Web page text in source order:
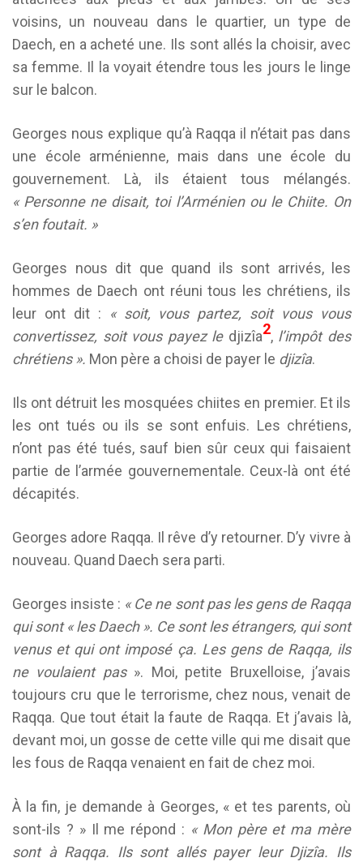
voisins, un nouveau dans le quartier, un type de
Daech, en a acheté une. Ils sont allés la choisir, avec
sa femme. Il la voyait étendre tous les jours le linge
sur le balcon.
Georges nous explique qu’à Raqqa il n’était pas dans
une école arménienne, mais dans une école du
gouvernement. Là, ils étaient tous mélangés.
« Personne ne disait, toi l’Arménien ou le Chiite. On
s’en foutait. »
Georges nous dit que quand ils sont arrivés, les
hommes de Daech ont réuni tous les chrétiens, ils
leur ont dit :
« soit, vous partez, soit vous vous
convertissez, soit vous payez ledjizîa2,l’impôt des
chrétiens ». Mon père a choisi de payer le djizîa.
Ils ont détruit les mosquées chiites en premier. Et ils
les ont tués ou ils se sont enfuis. Les chrétiens,
n’ont pas été tués, sauf bien sûr ceux qui faisaient
partie de l’armée gouvernementale. Ceux-là ont été
décapités.
Georges adore Raqqa. Il rêve d’y retourner. D’y vivre à
nouveau. Quand Daech sera parti.
Georges insiste : « Ce ne sont pas les gens de Raqqa
qui sont « les Daech ». Ce sont les étrangers, qui sont
venus et qui ont imposé ça. Les gens de Raqqa, ils
ne voulaient pas ». Moi, petite Bruxelloise, j’avais
toujours cru que le terrorisme, chez nous, venait de
Raqqa. Que tout était la faute de Raqqa. Et j’avais là,
devant moi, un gosse de cette ville qui me disait que
les fous de Raqqa venaient en fait de chez moi.
À la fin, je demande à Georges, « et tes parents, où
sont-ils ? » Il me répond : « Mon père et ma mère
sont à Raqqa. Ils sont allés payer leur Djizîa. Ils